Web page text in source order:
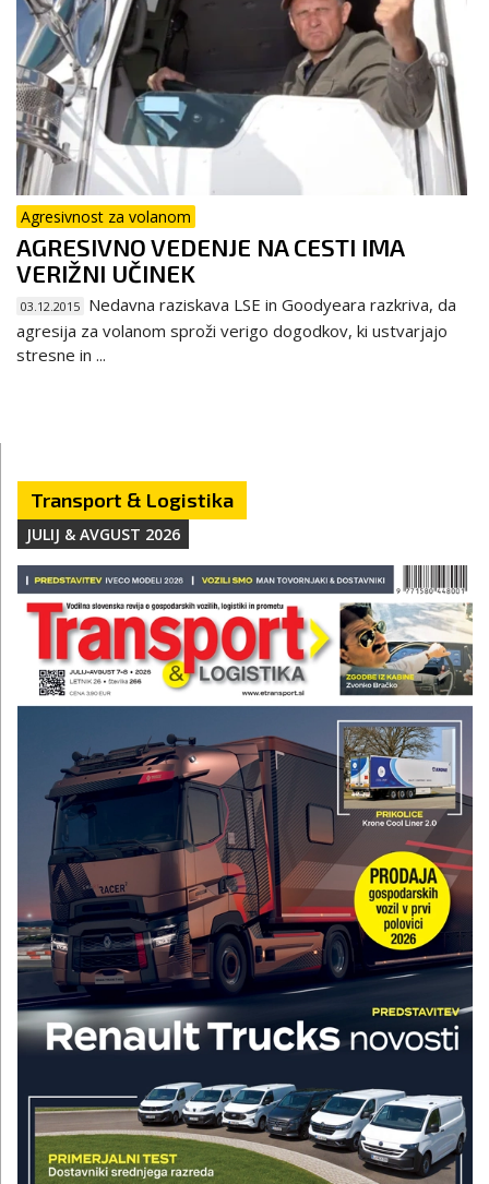
Agresivnost za volanom
AGRESIVNO VEDENJE NA CESTI IMA
VERIŽNI UČINEK
03.12.2015 Nedavna raziskava LSE in Goodyeara razkriva, da
agresija za volanom sproži verigo dogodkov, ki ustvarjajo
stresne in ...
Transport & Logistika
JULIJ & AVGUST 2026